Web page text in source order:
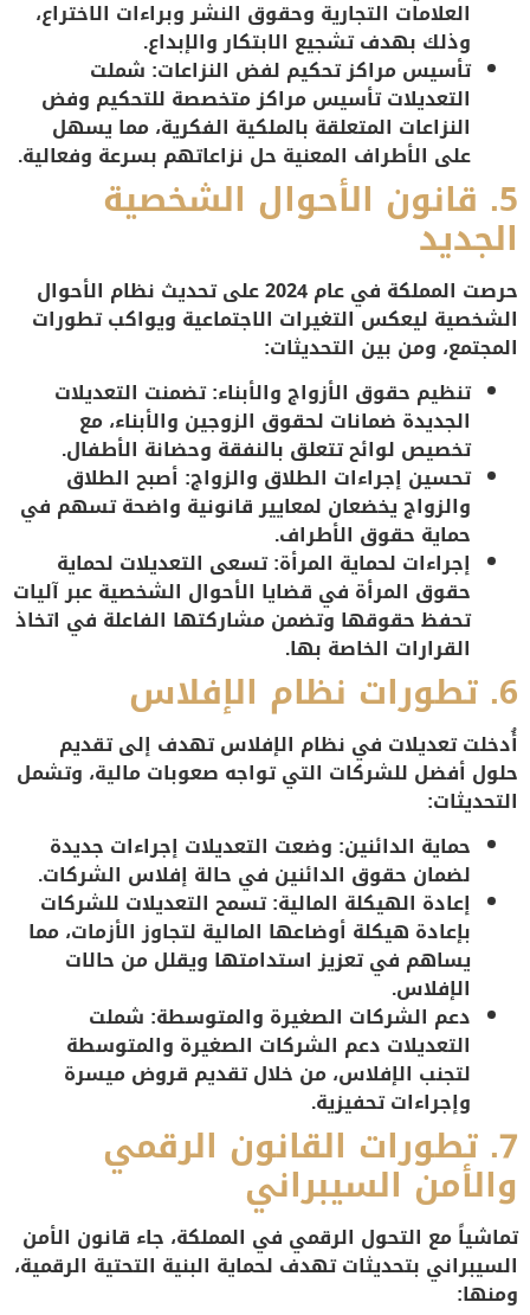
العلامات التجارية وحقوق النشر وبراءات الاختراع،
وذلك بهدف تشجيع الابتكار والإبداع.
تأسيس مراكز تحكيم لفض النزاعات: شملت
التعديلات تأسيس مراكز متخصصة للتحكيم وفض
النزاعات المتعلقة بالملكية الفكرية، مما يسهل
على الأطراف المعنية حل نزاعاتهم بسرعة وفعالية.
5. قانون الأحوال الشخصية
الجديد
حرصت المملكة في عام 2024 على تحديث نظام الأحوال
الشخصية ليعكس التغيرات الاجتماعية ويواكب تطورات
المجتمع، ومن بين التحديثات:
تنظيم حقوق الأزواج والأبناء: تضمنت التعديلات
الجديدة ضمانات لحقوق الزوجين والأبناء، مع
تخصيص لوائح تتعلق بالنفقة وحضانة الأطفال.
تحسين إجراءات الطلاق والزواج: أصبح الطلاق
والزواج يخضعان لمعايير قانونية واضحة تسهم في
حماية حقوق الأطراف.
إجراءات لحماية المرأة: تسعى التعديلات لحماية
حقوق المرأة في قضايا الأحوال الشخصية عبر آليات
تحفظ حقوقها وتضمن مشاركتها الفاعلة في اتخاذ
القرارات الخاصة بها.
6. تطورات نظام الإفلاس
أُدخلت تعديلات في نظام الإفلاس تهدف إلى تقديم
حلول أفضل للشركات التي تواجه صعوبات مالية، وتشمل
التحديثات:
حماية الدائنين: وضعت التعديلات إجراءات جديدة
لضمان حقوق الدائنين في حالة إفلاس الشركات.
إعادة الهيكلة المالية: تسمح التعديلات للشركات
بإعادة هيكلة أوضاعها المالية لتجاوز الأزمات، مما
يساهم في تعزيز استدامتها ويقلل من حالات
الإفلاس.
دعم الشركات الصغيرة والمتوسطة: شملت
التعديلات دعم الشركات الصغيرة والمتوسطة
لتجنب الإفلاس، من خلال تقديم قروض ميسرة
وإجراءات تحفيزية.
7. تطورات القانون الرقمي
والأمن السيبراني
تماشياً مع التحول الرقمي في المملكة، جاء قانون الأمن
السيبراني بتحديثات تهدف لحماية البنية التحتية الرقمية،
ومنها: